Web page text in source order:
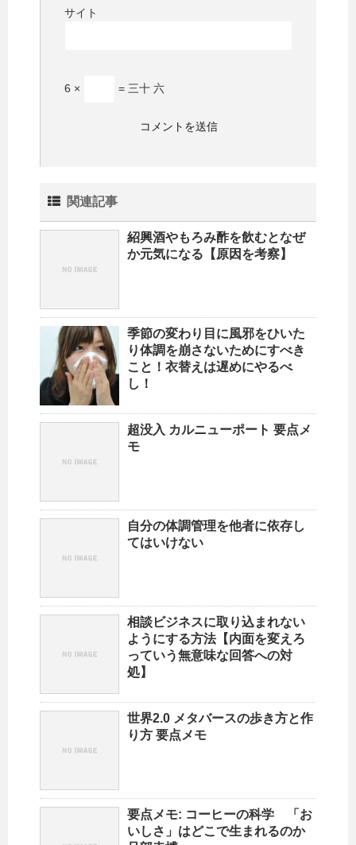
サイト
6 × = 三十 六
関連記事
紹興酒やもろみ酢を飲むとなぜ
か元気になる【原因を考察】
季節の変わり目に風邪をひいた
り体調を崩さないためにすべき
こと！衣替えは遅めにやるべ
し！
超没入 カルニューポート 要点メ
モ
自分の体調管理を他者に依存し
てはいけない
相談ビジネスに取り込まれない
ようにする方法【内面を変えろ
っていう無意味な回答への対
処】
世界2.0 メタバースの歩き方と作
り方 要点メモ
要点メモ: コーヒーの科学 「お
いしさ」はどこで生まれるのか